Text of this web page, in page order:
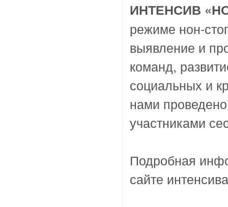
ИНТЕНСИВ
режиме нон-
выявление и
команд,
социальных и
нами
участниками
Подробная
сайте